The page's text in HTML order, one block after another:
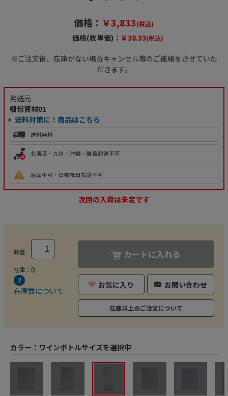
価格： ￥3,833(税込)
価格(枚単価)： ￥38.33(税込)
※ご注文後、在庫がない場合キャンセル等のご連絡をさせていた
だきます。
発送元
梱包資材01
送料対策に！商品はこちら
送料無料
北海道・九州・沖縄・離島配送不可
返品不可・日曜祝日指定不可
次回の入荷は未定です
数量
在庫： 0
在庫数について
カートに入れる
お気に入り お問い合わせ
在庫以上のご注文について
カラー： ワインボトルサイズを選択中